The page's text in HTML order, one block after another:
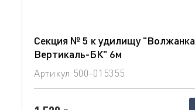
Секция № 5 к удилищу "Волжанка
Вертикаль-БК" 6м
Артикул 500-015355